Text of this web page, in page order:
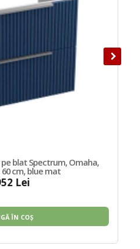
blat Spectrum, Omaha,
cm, blue mat
Lei
ÎN COȘ